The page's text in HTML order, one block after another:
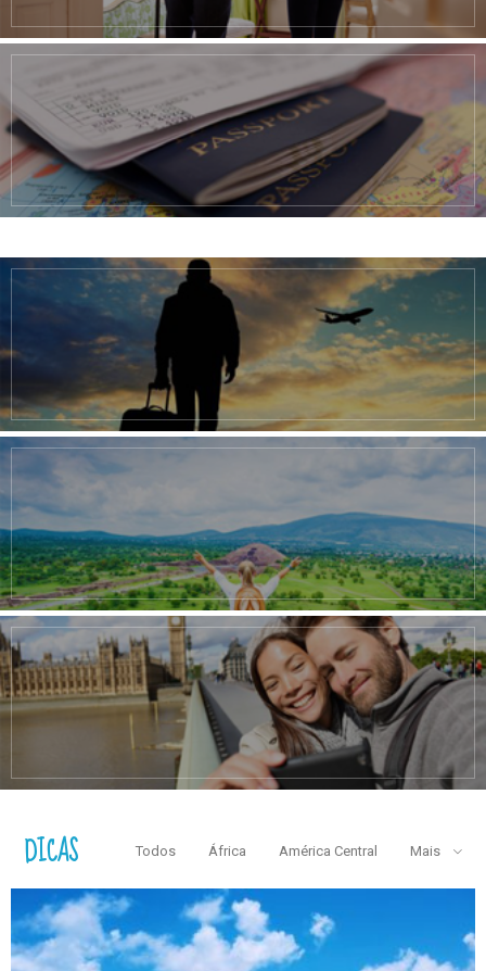
DICAS Todos África América Central Mais